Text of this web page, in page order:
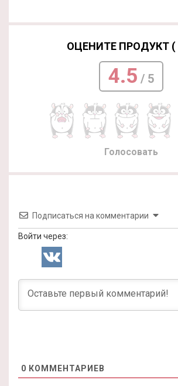
ОЦЕНИТЕ ПРОДУКТ (
4.5 / 5
Голосовать
Подписаться на комментарии
Войти через:
0 КОММЕНТАРИЕВ